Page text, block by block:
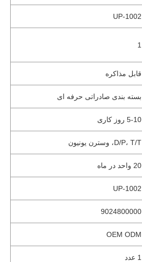
UP-1002
1
قابل مذاکره
بسته بندی صادراتی حرفه ای
5-10 روز کاری
D/P، T/T، وسترن یونیون
20 واحد در ماه
UP-1002
9024800000
OEM ODM
1 عدد